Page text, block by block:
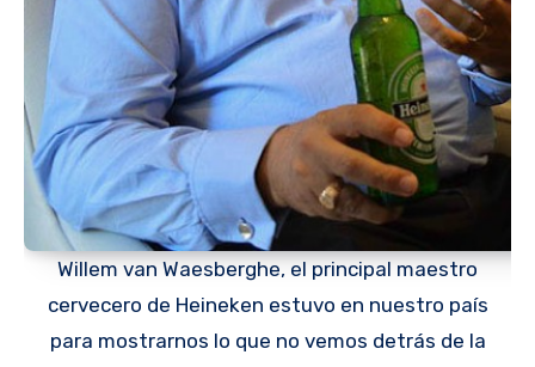
Willem van Waesberghe, el principal maestro
cervecero de Heineken estuvo en nuestro país
para mostrarnos lo que no vemos detrás de la